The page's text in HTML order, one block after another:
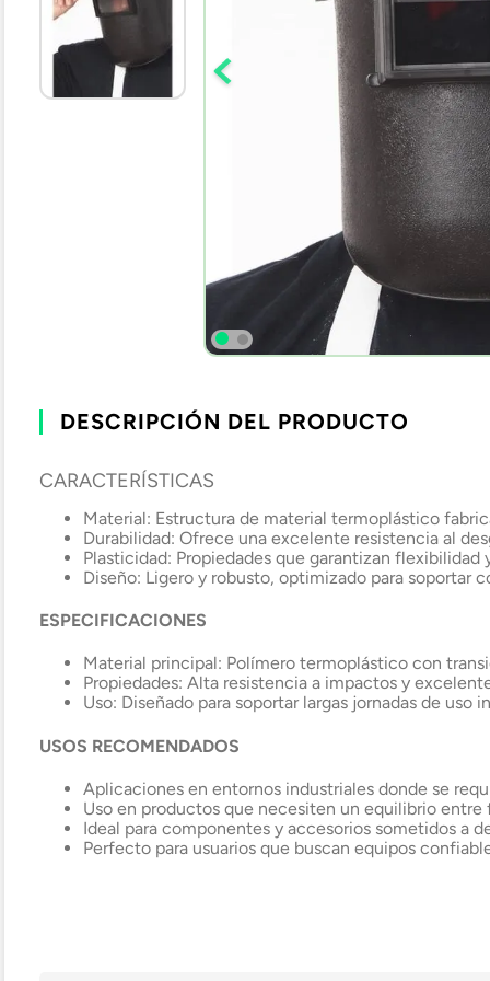
DESCRIPCIÓN DEL PRODUCTO
CARACTERÍSTICAS
Material: Estructura de material termoplástico
Durabilidad: Ofrece una excelente resistencia al
Plasticidad: Propiedades que garantizan
Diseño: Ligero y robusto, optimizado para soportar
ESPECIFICACIONES
Material principal: Polímero termoplástico con
Propiedades: Alta resistencia a impactos y
Uso: Diseñado para soportar largas jornadas de uso
USOS RECOMENDADOS
Aplicaciones en entornos industriales donde se
Uso en productos que necesiten un equilibrio entre
Ideal para componentes y accesorios sometidos a
Perfecto para usuarios que buscan equipos